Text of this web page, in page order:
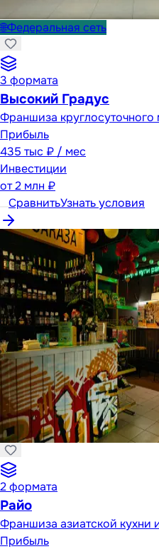
🌐Федеральная сеть
3 формата
Высокий Градус
Франшиза круглосуточного
Прибыль
435 тыс ₽ / мес
Инвестиции
от2 млн ₽
СравнитьУзнать условия
2формата
Райо
Франшиза азиатской кухни
Прибыль